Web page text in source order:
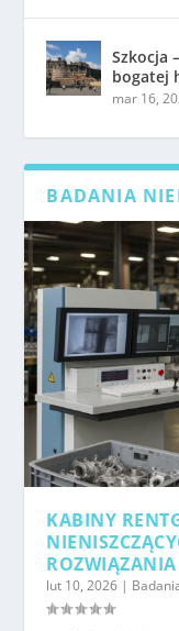
Szkocja
bogatej
mar 16,
BADANIA
KABINY
ROZWIĄZANIA
lut 10, 2026 |